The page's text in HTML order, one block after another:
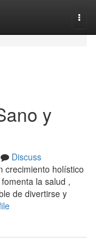
y
Discuss
crecimiento holístico
la salud ,
de divertirse y